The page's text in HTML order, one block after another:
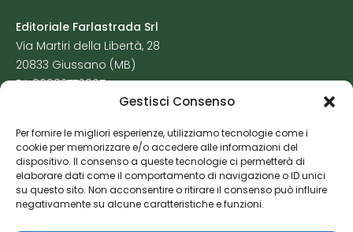
Gestisci Consenso
Per fornire le migliori esperienze, utilizziamo tecnologie come i
cookie per memorizzare e/o accedere alle informazioni del
dispositivo. Il consenso a queste tecnologie ci permetterà di
elaborare dati come il comportamento di navigazione o ID unici
su questo sito. Non acconsentire o ritirare il consenso può influire
negativamente su alcune caratteristiche e funzioni.
Editoriale Farlastrada Srl
Via Martiri della Libertà, 28
20833 Giussano (MB)
P.I. 06982770965
Cookie Policy
Risorse Aggiuntive